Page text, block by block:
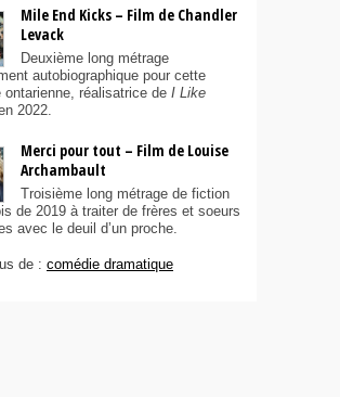
Mile End Kicks – Film de Chandler
Levack
Deuxième long métrage
autobiographique pour cette
ontarienne, réalisatrice de I Like
2022.
Merci pour tout – Film de Louise
Archambault
Troisième long métrage de fiction
de 2019 à traiter de frères et soeurs
avec le deuil d’un proche.
de : comédie dramatique